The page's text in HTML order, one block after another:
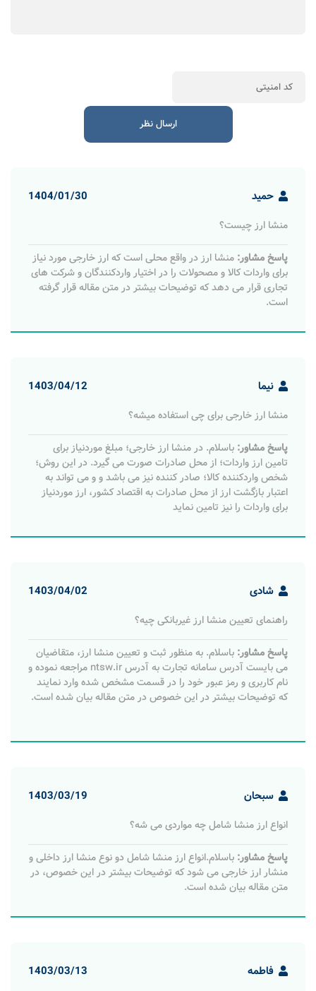
حمید 1404/01/30
منشا ارز چیست؟
پاسخ مشاور: منشا ارز در واقع محلی است که ارز خارجی مورد نیاز
برای واردات کالا و مصحولات را در اختیار واردکنندگان و شرکت های
تجاری قرار می دهد که توضیحات بیشتر در متن مقاله قرار گرفته
است.
نیما 1403/04/12
منشا ارز خارجی برای چی استفاده میشه؟
پاسخ مشاور: باسلام. در منشا ارز خارجی؛ مبلغ موردنیاز برای
تامین ارز واردات؛ از محل صادرات صورت می گیرد. در این روش؛
شخص واردکننده کالا؛ صادر کننده نیز می باشد و و می تواند به
اعتبار بازگشت ارز از محل صادرات به اقتصاد کشور، ارز موردنیاز
برای واردات را نیز تامین نماید
شادی 1403/04/02
راهنمای تعیین منشا ارز غیربانکی چیه؟
پاسخ مشاور: باسلام. به منظور ثبت و تعیین منشا ارز، متقاضیان
می بایست آدرس سامانه تجارت به آدرس ntsw.ir مراجعه نموده و
نام کاربری و رمز عبور خود را در قسمت مشخص شده وارد نمایند
که توضیحات بیشتر در این خصوص در متن مقاله بیان شده است.
سبحان 1403/03/19
انواع ارز منشا شامل چه مواردی می شه؟
پاسخ مشاور: باسلام.انواع ارز منشا شامل دو نوع منشا ارز داخلی و
منشار ارز خارجی می شود که توضیحات بیشتر در این خصوص، در
متن مقاله بیان شده است.
فاطمه 1403/03/13